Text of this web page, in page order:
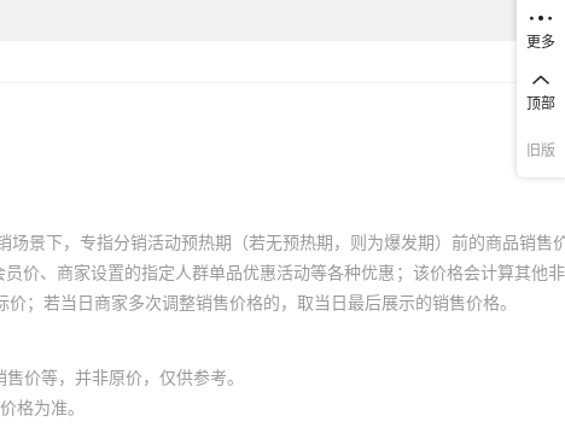
景下，专指分销活动预热期（若无预热期，则为爆发期）前的商品销售
价、商家设置的指定人群单品优惠活动等各种优惠；该价格会计算其他
；若当日商家多次调整销售价格的，取当日最后展示的销售价格。
价等，并非原价，仅供参考。
格为准。
更多
顶部
旧版